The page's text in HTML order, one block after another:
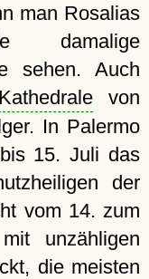
man Rosalias
damalige
sehen. Auch
Kathedrale von
In Palermo
15. Juli das
der
vom 14. zum
unzähligen
die meisten